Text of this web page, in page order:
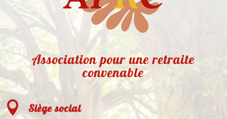
Association pour une retraite
convenable
 Siège social